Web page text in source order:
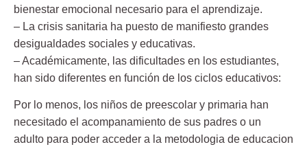
bienestar emocional necesario para el aprendizaje.
– La crisis sanitaria ha puesto de manifiesto grandes
desigualdades sociales y educativas.
– Académicamente, las dificultades en los estudiantes,
han sido diferentes en función de los ciclos educativos:
Por lo menos, los niños de preescolar y primaria han
necesitado el acompanamiento de sus padres o un
adulto para poder acceder a la metodologia de educacion